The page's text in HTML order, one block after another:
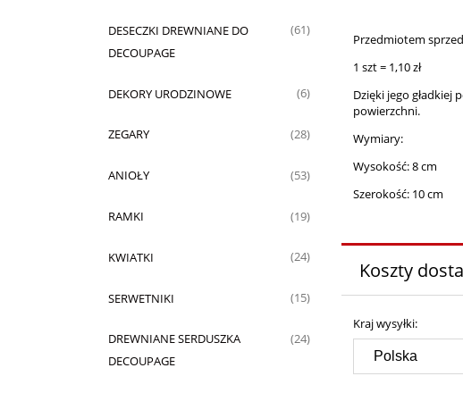
DESECZKI DREWNIANE DO
DECOUPAGE
(61)
DEKORY URODZINOWE (6)
ZEGARY (28)
ANIOŁY (53)
RAMKI (19)
KWIATKI (24)
SERWETNIKI (15)
DREWNIANE SERDUSZKA
DECOUPAGE
(24)
Przedmiotem
1 szt = 1,10 zł
Dzięki jego
powierzchni.
Wymiary:
Wysokość: 8 cm
Szerokość: 10 cm
Koszty
Kraj wysyłki: